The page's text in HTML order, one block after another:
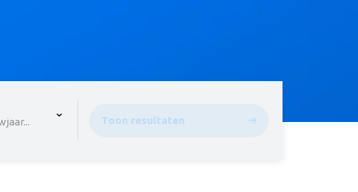
to open the menu,
Toon resultaten